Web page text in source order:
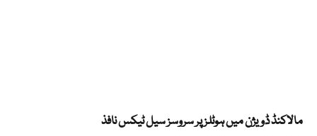
مالاکنڈ ڈویژن میں ہوٹلز پر سروسز سیل ٹیکس نافذ